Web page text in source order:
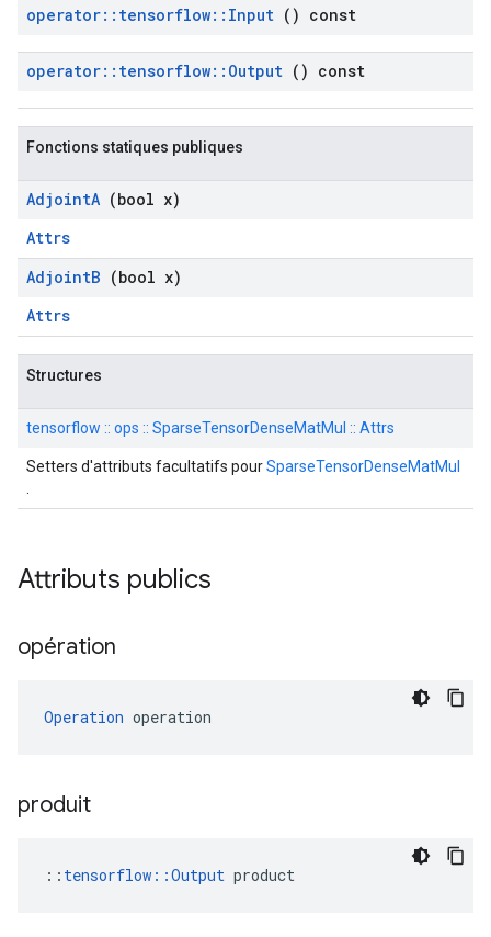
operator:: tensorflow:: Input () const
operator:: tensorflow:: Output () const
Fonctions statiques publiques
AdjointA (bool x)
Attrs
AdjointB (bool x)
Attrs
Structures
tensorflow :: ops :: SparseTensorDenseMatMul :: Attrs
Setters d'attributs facultatifs pourSparseTensorDenseMatMul
Attributs publics
opération
Operation operation
produit
:: tensorflow::Output product